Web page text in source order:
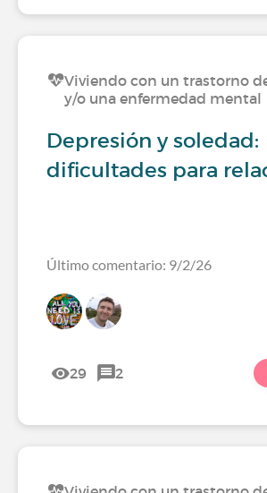
Viviendo con un trastorno
y/o una enfermedad mental
Depresión y soledad:
dificultades para
Último comentario: 9/2/26
29 2